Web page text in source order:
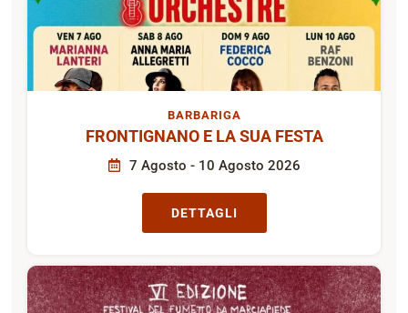
BARBARIGA
FRONTIGNANO E LA SUA FESTA
7 Agosto - 10 Agosto 2026
DETTAGLI